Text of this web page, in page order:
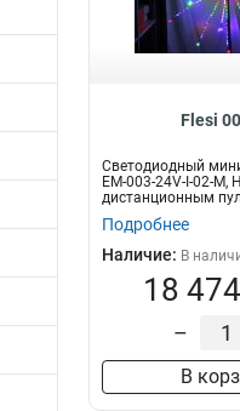
Flesi
Светодиодный
EM-003-24V-I-02-М,
дистанционным
управления
Подробнее
Наличие: В
18
–
В